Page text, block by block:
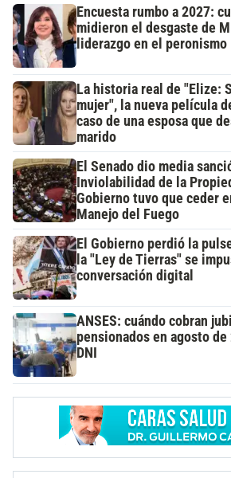
Encuesta rumbo a 2027:
midieron el desgaste de
liderazgo en el peronismo
La historia real de "Elize:
mujer", la nueva película
caso de una esposa que
marido
El Senado dio media
Inviolabilidad de la
Gobierno tuvo que ceder
Manejo del Fuego
El Gobierno perdió la
la "Ley de Tierras" se
conversación digital
ANSES: cuándo cobran
pensionados en agosto de
DNI